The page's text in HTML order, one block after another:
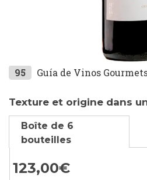
Skip
the
beginning
the
gallery
95 Guía de Vinos
Texture et origine dans
Boîte de 6
bouteilles
123,00€